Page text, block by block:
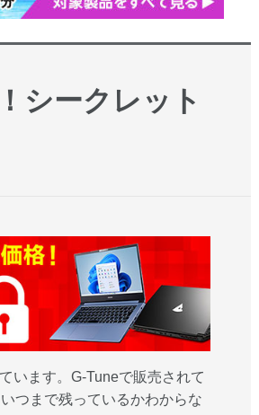
シークレット
います。G-Tuneで販売されて
つまで残っているかわからな